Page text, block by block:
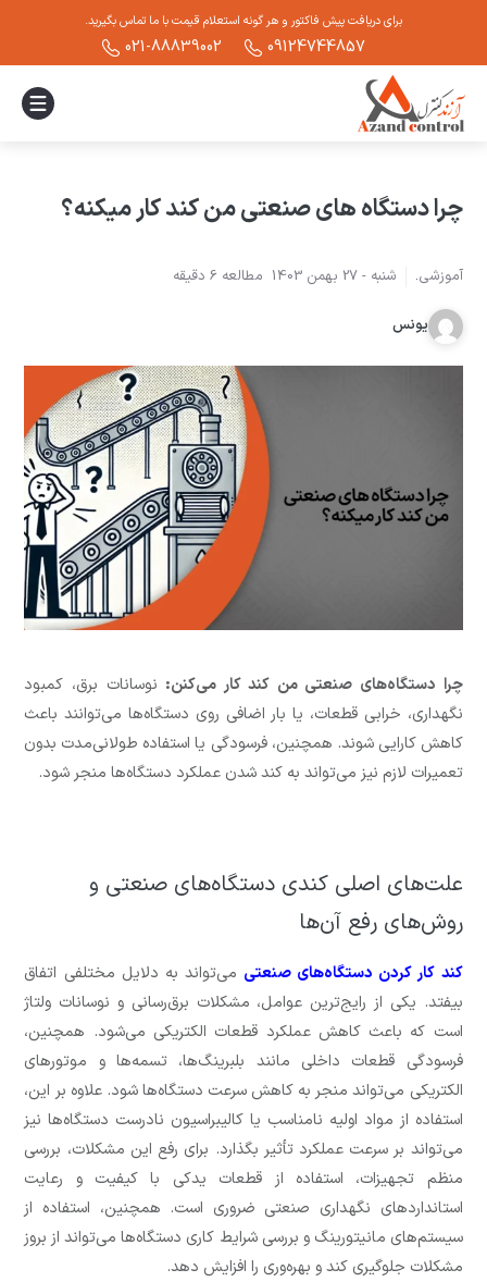
برای دریافت پیش فاکتور و هر گونه استعلام قیمت با ما تماس بگیرید.
09124744857
021-88839002
چرا دستگاه های صنعتی من کند کار میکنه؟
آموزشی. شنبه -27 بهمن 1403 مطالعه 6 دقیقه
یونس
چرا دستگاه‌های صنعتی من کند کار می‌کنن: نوسانات برق، کمبود
نگهداری، خرابی قطعات، یا بار اضافی روی دستگاه‌ها می‌توانند باعث
کاهش کارایی شوند. همچنین، فرسودگی یا استفاده طولانی‌مدت بدون
تعمیرات لازم نیز می‌تواند به کند شدن عملکرد دستگاه‌ها منجر شود.
علت‌های اصلی کندی دستگاه‌های صنعتی و
روش‌های رفع آن‌ها
کند کار کردن دستگاه‌های صنعتی می‌تواند به دلایل مختلفی اتفاق
بیفتد. یکی از رایج‌ترین عوامل، مشکلات برق‌رسانی و نوسانات ولتاژ
است که باعث کاهش عملکرد قطعات الکتریکی می‌شود. همچنین،
فرسودگی قطعات داخلی مانند بلبرینگ‌ها، تسمه‌ها و موتورهای
الکتریکی می‌تواند منجر به کاهش سرعت دستگاه‌ها شود. علاوه بر این،
استفاده از مواد اولیه نامناسب یا کالیبراسیون نادرست دستگاه‌ها نیز
می‌تواند بر سرعت عملکرد تأثیر بگذارد. برای رفع این مشکلات، بررسی
منظم تجهیزات، استفاده از قطعات یدکی با کیفیت و رعایت
استانداردهای نگهداری صنعتی ضروری است. همچنین، استفاده از
سیستم‌های مانیتورینگ و بررسی شرایط کاری دستگاه‌ها می‌تواند از بروز
مشکلات جلوگیری کند و بهره‌وری را افزایش دهد.